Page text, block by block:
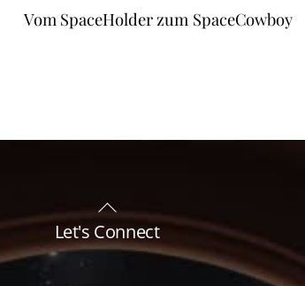
Vom SpaceHolder zum SpaceCowboy
Back
To
Top
Let's Connect